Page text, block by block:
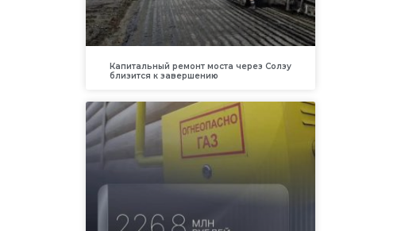
Капитальный ремонт моста через Солзу
близится к завершению